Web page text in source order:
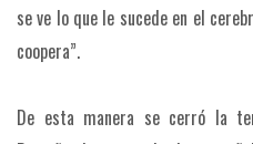
se ve lo que le sucede en el
coopera”.
De esta manera se cerró la